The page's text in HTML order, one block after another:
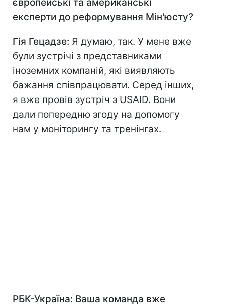
європейські та американські
експерти до реформування Мін'юсту?
Гія Гецадзе: Я думаю, так. У мене вже
були зустрічі з представниками
іноземних компаній, які виявляють
бажання співпрацювати. Серед інших,
я вже провів зустріч з USAID. Вони
дали попередню згоду на допомогу
нам у моніторингу та тренінгах.
РБК-Україна: Ваша команда вже